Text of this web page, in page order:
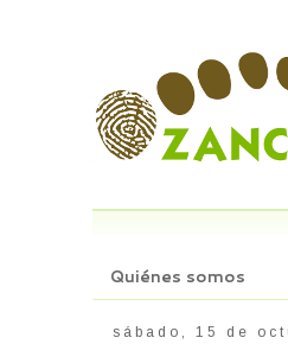
Quiénes somos
sábado, 15 de